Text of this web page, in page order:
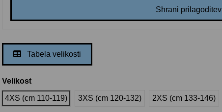
Shrani prilagoditev
Tabela velikosti
Velikost
4XS (cm 110-119) 3XS (cm 120-132) 2XS (cm 133-146)